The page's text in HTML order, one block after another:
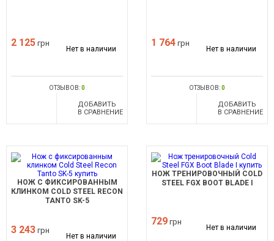
2 125 грн
Нет в наличии
ОТЗЫВОВ:0
ДОБАВИТЬ
В СРАВНЕНИЕ
1 764 грн
Нет в наличии
ОТЗЫВОВ:0
ДОБАВИТЬ
В СРАВНЕНИЕ
НОЖ С ФИКСИРОВАННЫМ
КЛИНКОМ COLD STEEL RECON
TANTO SK-5
3 243 грн
Нет в наличии
НОЖ ТРЕНИРОВОЧНЫЙ COLD
STEEL FGX BOOT BLADE I
729 грн
Нет в наличии